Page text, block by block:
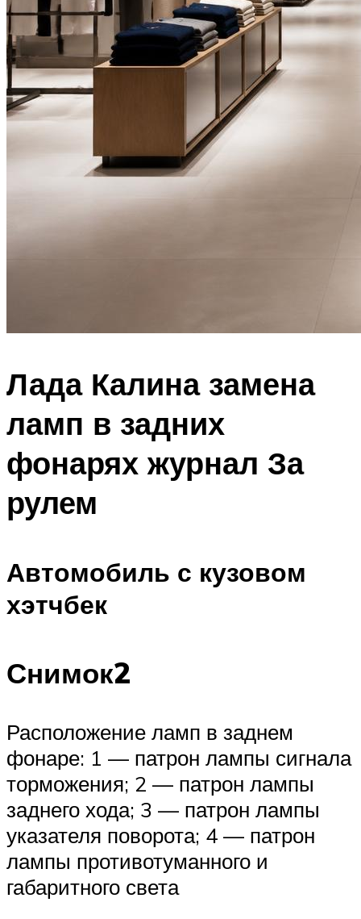
Лада Калина замена
ламп в задних
фонарях журнал За
рулем
Автомобиль с кузовом
хэтчбек
Снимок2
Расположение ламп в заднем
фонаре: 1 — патрон лампы сигнала
торможения; 2 — патрон лампы
заднего хода; 3 — патрон лампы
указателя поворота; 4 — патрон
лампы противотуманного и
габаритного света